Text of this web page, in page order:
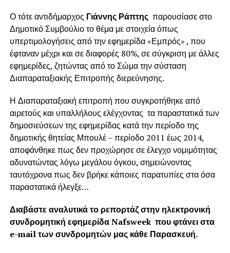
Ο τότε αντιδήμαρχος Γιάννης Ράπτης παρουσίασε στο
Δημοτικό Συμβούλιο το θέμα με στοιχεία όπως
υπερτιμολογήσεις από την εφημερίδα «Εμπρός» , που
έφταναν μέχρι και σε διαφορές 80%, σε σύγκριση με άλλες
εφημερίδες, ζητώντας από το Σώμα την σύσταση
Διαπαραταξιακής Επιτροπής διερεύνησης.
Η Διαπαραταξιακή επιτροπή που συγκροτήθηκε από
αιρετούς και υπαλλήλους ελέγχοντας τα παραστατικά των
δημοσιεύσεων της εφημερίδας κατά την περίοδο της
δημοτικής θητείας Μπουλέ – περίοδο 2011 έως 2014,
αποφάνθηκε πως δεν προχώρησε σε έλεγχο νομιμότητας
αδυνατώντας λόγω μεγάλου όγκου, σημειώνοντας
ταυτόχρονα πως δεν βρήκε κάποιες παρατυπίες στα όσα
παραστατικά ήλεγξε…
Διαβάστε αναλυτικά το ρεπορτάζ στην ηλεκτρονική
συνδρομητική εφημερίδα Nafsweek που φτάνει στα
e-mail των συνδρομητών μας κάθε Παρασκευή.